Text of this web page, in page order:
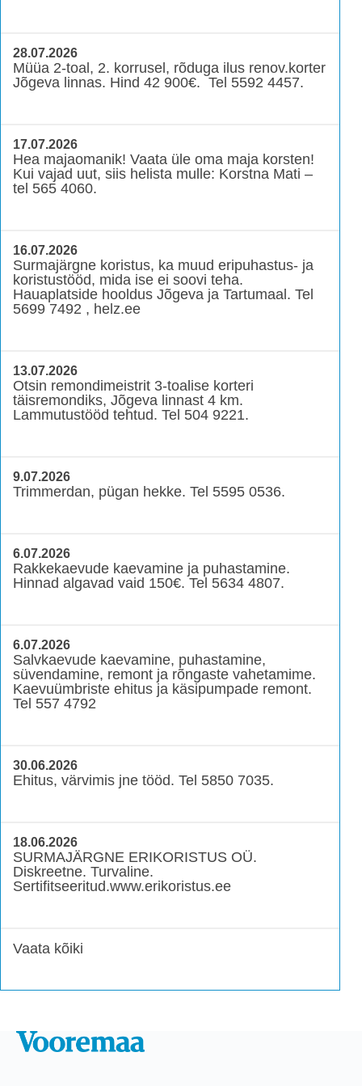
28.07.2026
Müüa 2-toal, 2. korrusel, rõduga ilus renov.korter
Jõgeva linnas. Hind 42 900€. Tel 5592 4457.
17.07.2026
Hea majaomanik! Vaata üle oma maja korsten!
Kui vajad uut, siis helista mulle: Korstna Mati –
tel 565 4060.
16.07.2026
Surmajärgne koristus, ka muud eripuhastus- ja
koristustööd, mida ise ei soovi teha.
Hauaplatside hooldus Jõgeva ja Tartumaal. Tel
5699 7492 , helz.ee
13.07.2026
Otsin remondimeistrit 3-toalise korteri
täisremondiks, Jõgeva linnast 4 km.
Lammutustööd tehtud. Tel 504 9221.
9.07.2026
Trimmerdan, pügan hekke. Tel 5595 0536.
6.07.2026
Rakkekaevude kaevamine ja puhastamine.
Hinnad algavad vaid 150€. Tel 5634 4807.
6.07.2026
Salvkaevude kaevamine, puhastamine,
süvendamine, remont ja rõngaste vahetamime.
Kaevuümbriste ehitus ja käsipumpade remont.
Tel 557 4792
30.06.2026
Ehitus, värvimis jne tööd. Tel 5850 7035.
18.06.2026
SURMAJÄRGNE ERIKORISTUS OÜ.
Diskreetne. Turvaline.
Sertifitseeritud.www.erikoristus.ee
Vaata kõiki